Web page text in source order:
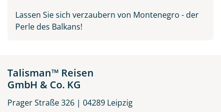
Lassen Sie sich verzaubern von Montenegro - der
Perle des Balkans!
Talisman™ Reisen
GmbH & Co. KG
Prager Straße 326 | 04289 Leipzig